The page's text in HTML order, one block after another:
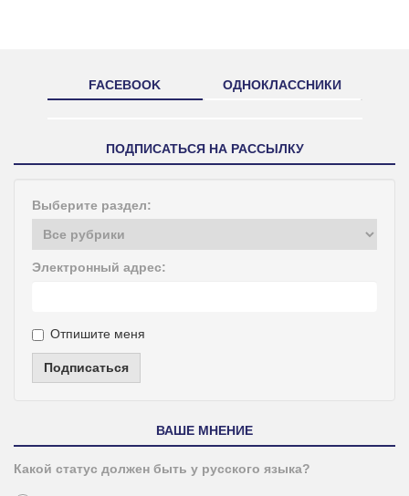
FACEBOOK ОДНОКЛАССНИКИ
ПОДПИСАТЬСЯ НА РАССЫЛКУ
Выберите раздел:
Электронный адрес:
Отпишите меня
Подписаться
ВАШЕ МНЕНИЕ
Какой статус должен быть у русского языка?